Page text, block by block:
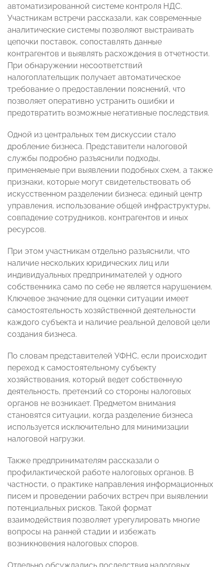
автоматизированной системе контроля НДС.
Участникам встречи рассказали, как современные
аналитические системы позволяют выстраивать
цепочки поставок, сопоставлять данные
контрагентов и выявлять расхождения в отчетности.
При обнаружении несоответствий
налогоплательщик получает автоматическое
требование о предоставлении пояснений, что
позволяет оперативно устранить ошибки и
предотвратить возможные негативные последствия.
Одной из центральных тем дискуссии стало
дробление бизнеса. Представители налоговой
службы подробно разъяснили подходы,
применяемые при выявлении подобных схем, а также
признаки, которые могут свидетельствовать об
искусственном разделении бизнеса: единый центр
управления, использование общей инфраструктуры,
совпадение сотрудников, контрагентов и иных
ресурсов.
При этом участникам отдельно разъяснили, что
наличие нескольких юридических лиц или
индивидуальных предпринимателей у одного
собственника само по себе не является нарушением.
Ключевое значение для оценки ситуации имеет
самостоятельность хозяйственной деятельности
каждого субъекта и наличие реальной деловой цели
создания бизнеса.
По словам представителей УФНС, если происходит
переход к самостоятельному субъекту
хозяйствования, который ведет собственную
деятельность, претензий со стороны налоговых
органов не возникает. Предметом внимания
становятся ситуации, когда разделение бизнеса
используется исключительно для минимизации
налоговой нагрузки.
Также предпринимателям рассказали о
профилактической работе налоговых органов. В
частности, о практике направления информационных
писем и проведении рабочих встреч при выявлении
потенциальных рисков. Такой формат
взаимодействия позволяет урегулировать многие
вопросы на ранней стадии и избежать
возникновения налоговых споров.